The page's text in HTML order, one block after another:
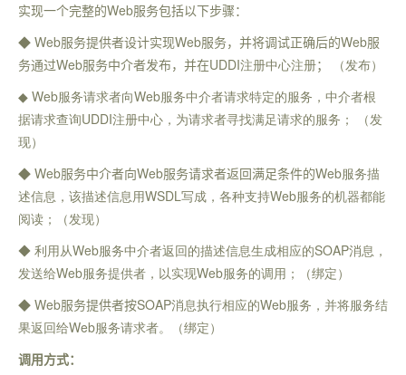
实现一个完整的Web服务包括以下步骤：
◆ Web服务提供者设计实现Web服务，并将调试正确后的Web服
务通过Web服务中介者发布，并在UDDI注册中心注册；
（发布）
◆ Web服务请求者向Web服务中介者请求特定的服务，中介者根
据请求查询UDDI注册中心，为请求者寻找满足请求的服务；
（发
现）
◆ Web服务中介者向Web服务请求者返回满足条件的Web服务描
述信息，该描述信息用WSDL写成，各种支持Web服务的机器都能
阅读；（发现）
◆ 利用从Web服务中介者返回的描述信息生成相应的SOAP消息，
发送给Web服务提供者，以实现Web服务的调用；（绑定）
◆ Web服务提供者按SOAP消息执行相应的Web服务，并将服务结
果返回给Web服务请求者。（绑定）
调用方式：